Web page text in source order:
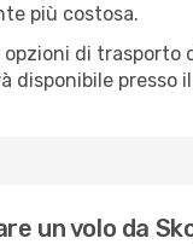
più costosa.
di trasporto
disponibile
un volo da